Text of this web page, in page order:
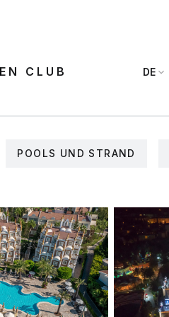
CLUB DE
POOLS UND STRAND